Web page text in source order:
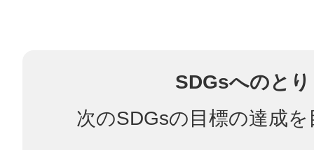
SDGsへのと
次のSDGsの目標の達成
相模原